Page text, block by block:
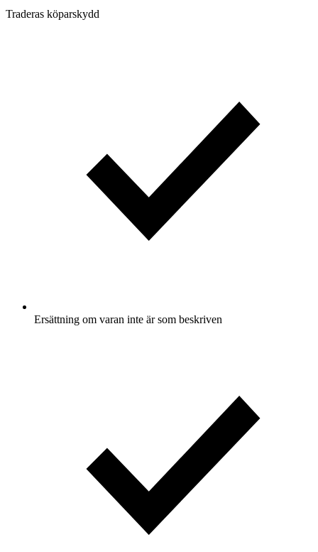
Traderas köparskydd
Ersättning om varan inte är som beskriven